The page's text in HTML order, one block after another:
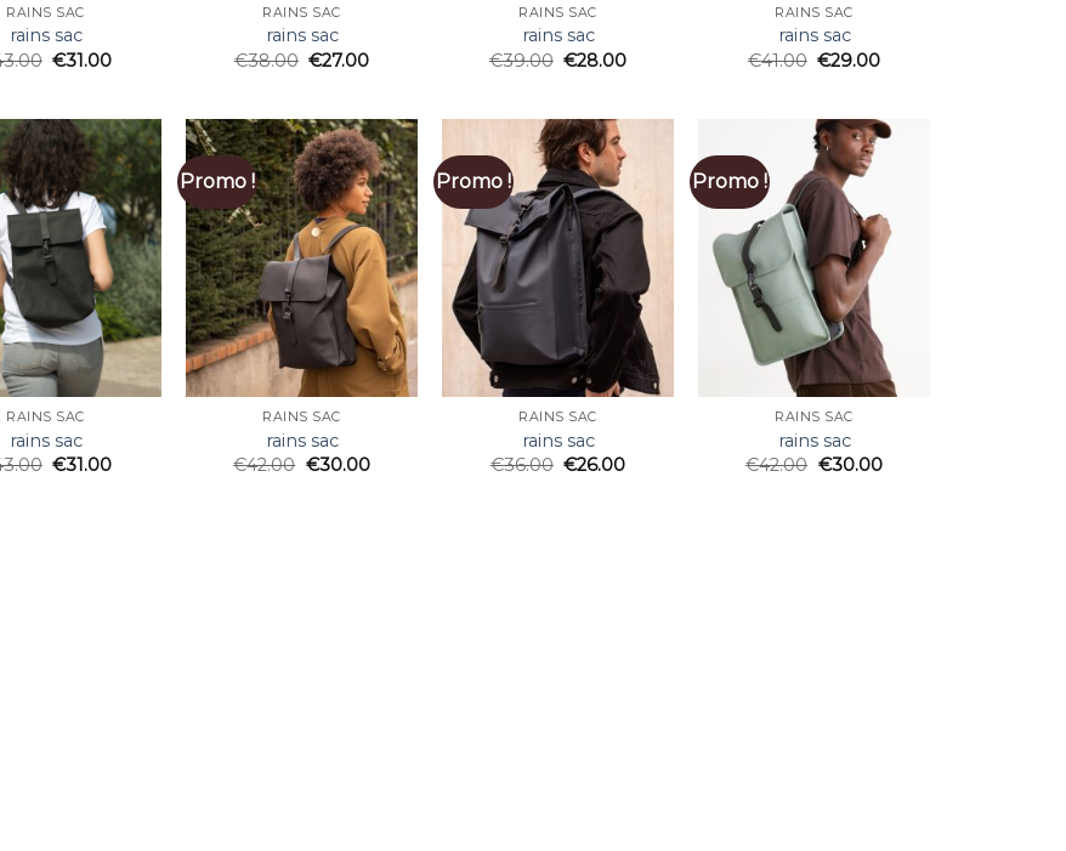
RAINS SAC
rains sac
€31.00
RAINS SAC
rains sac
€38.00 €27.00
RAINS SAC
rains sac
€39.00 €28.00
RAINS SAC
rains sac
€41.00 €29.00
RAINS SAC
rains sac
€31.00
Promo !
RAINS SAC
rains sac
€42.00 €30.00
Promo !
RAINS SAC
rains sac
€36.00 €26.00
Promo !
RAINS SAC
rains sac
€42.00 €30.00